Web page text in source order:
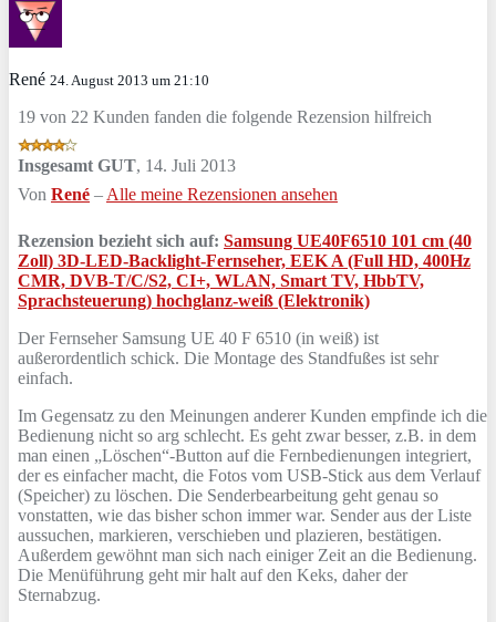
René 24. August 2013 um 21:10
19 von 22 Kunden fanden die folgende Rezension hilfreich
Insgesamt GUT, 14. Juli 2013
Von René – Alle meine Rezensionen ansehen
Rezension bezieht sich auf: Samsung UE40F6510 101 cm (40
Zoll) 3D-LED-Backlight-Fernseher, EEK A (Full HD, 400Hz
CMR, DVB-T/C/S2, CI+, WLAN, Smart TV, HbbTV,
Sprachsteuerung) hochglanz-weiß (Elektronik)
Der Fernseher Samsung UE 40 F 6510 (in weiß) ist
außerordentlich schick. Die Montage des Standfußes ist sehr
einfach.
Im Gegensatz zu den Meinungen anderer Kunden empfinde ich die
Bedienung nicht so arg schlecht. Es geht zwar besser, z.B. in dem
man einen „Löschen“-Button auf die Fernbedienungen integriert,
der es einfacher macht, die Fotos vom USB-Stick aus dem Verlauf
(Speicher) zu löschen. Die Senderbearbeitung geht genau so
vonstatten, wie das bisher schon immer war. Sender aus der Liste
aussuchen, markieren, verschieben und plazieren, bestätigen.
Außerdem gewöhnt man sich nach einiger Zeit an die Bedienung.
Die Menüführung geht mir halt auf den Keks, daher der
Sternabzug.